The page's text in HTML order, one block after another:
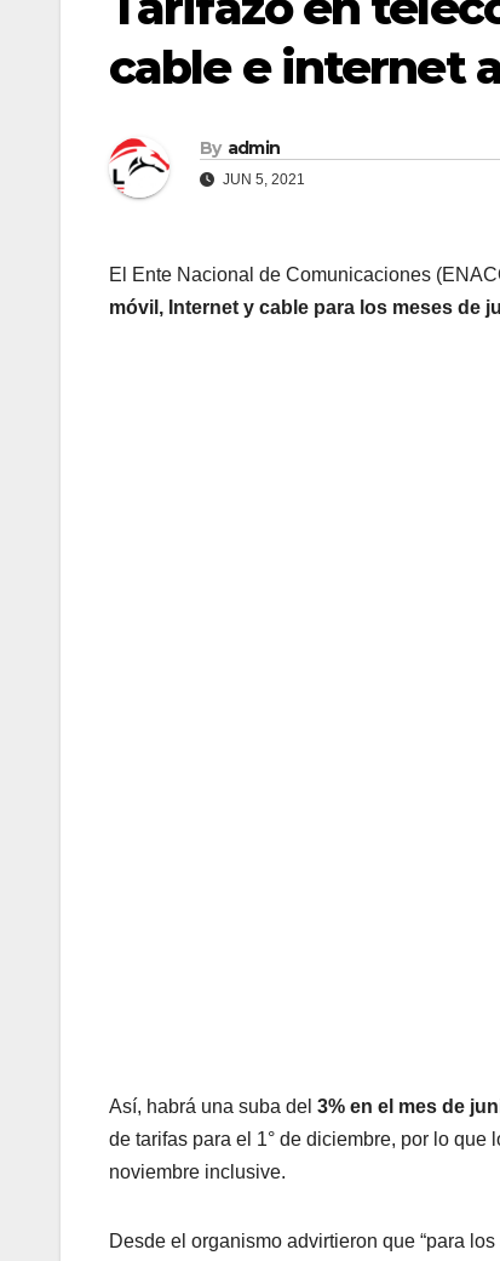
cable e internet
By admin
JUN 5, 2021
El Ente Nacional de Comunicaciones
móvil, Internet y cable para los meses de
Así, habrá una suba del 3% en el mes de
de tarifas para el 1° de diciembre, por lo
noviembre inclusive.
Desde el organismo advirtieron que “para